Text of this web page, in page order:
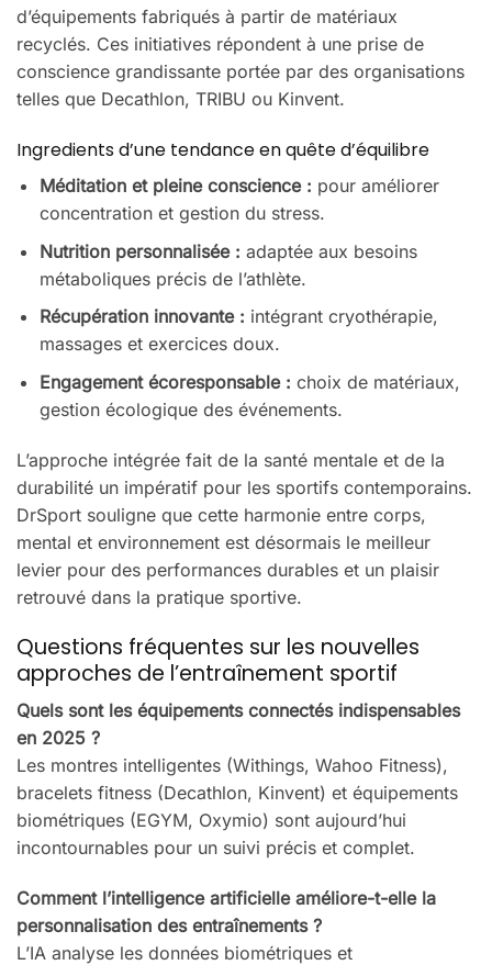
d’équipements fabriqués à partir de matériaux
recyclés. Ces initiatives répondent à une prise de
conscience grandissante portée par des organisations
telles que Decathlon, TRIBU ou Kinvent.
Ingredients d’une tendance en quête d’équilibre
Méditation et pleine conscience : pour améliorer
concentration et gestion du stress.
Nutrition personnalisée : adaptée aux besoins
métaboliques précis de l’athlète.
Récupération innovante : intégrant cryothérapie,
massages et exercices doux.
Engagement écoresponsable : choix de matériaux,
gestion écologique des événements.
L’approche intégrée fait de la santé mentale et de la
durabilité un impératif pour les sportifs contemporains.
DrSport souligne que cette harmonie entre corps,
mental et environnement est désormais le meilleur
levier pour des performances durables et un plaisir
retrouvé dans la pratique sportive.
Questions fréquentes sur les nouvelles
approches de l’entraînement sportif
Quels sont les équipements connectés indispensables
en 2025 ?
Les montres intelligentes (Withings, Wahoo Fitness),
bracelets fitness (Decathlon, Kinvent) et équipements
biométriques (EGYM, Oxymio) sont aujourd’hui
incontournables pour un suivi précis et complet.
Comment l’intelligence artificielle améliore-t-elle la
personnalisation des entraînements ?
L’IA analyse les données biométriques et